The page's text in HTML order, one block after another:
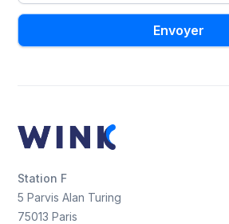
Station F
5 Parvis Alan Turing
75013 Paris